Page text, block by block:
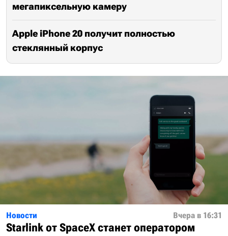
мегапиксельную камеру
Apple iPhone 20 получит полностью
стеклянный корпус
Новости Вчера в 16:31
Starlink от SpaceX станет оператором